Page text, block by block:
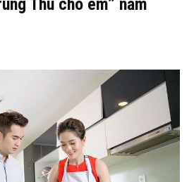
Thu cho em” năm